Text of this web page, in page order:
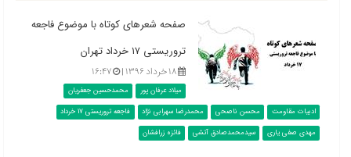
صفحه شعرهای کوتاه با موضوع فاجعه
تروریستی ۱۷ خرداد تهران
۱۸ خرداد ۱۳۹۶ | ۱۶:۴۷
میلاد عرفان پور
محمدحسین جعفریان
ادبیات مقاومت
محسن ناصحی محمدرضا سهرابی نژاد
فاجعه تروریستی 17 خرداد
مهدی صفی یاری
سیدمحمدصادق آتشی فائزه زرافشان